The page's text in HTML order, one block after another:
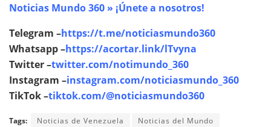
Noticias Mundo 360 » ¡Únete a nosotros!
Telegram –https://t.me/noticiasmundo360
Whatsapp –https://acortar.link/lTvyna
Twitter –twitter.com/notimundo_360
Instagram –instagram.com/noticiasmundo_360
TikTok –tiktok.com/@noticiasmundo360
Tags: Noticias de Venezuela
Noticias del Mundo